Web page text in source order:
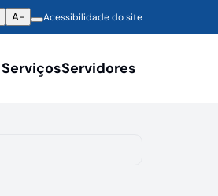
A- Acessibilidade do site
ServiçosServidores